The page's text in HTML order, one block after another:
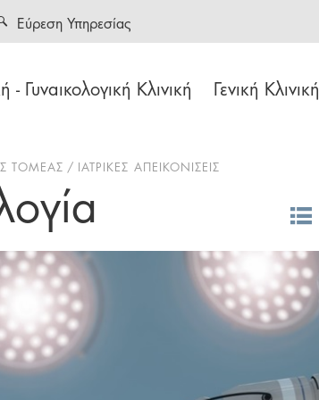
- Γυναικολογική Κλινική Γενική Κλινική
Εύρεση Υπηρεσίας
ΤΟΜΕΑΣ ΙΑΤΡΙΚΕΣ ΑΠΕΙΚΟΝΙΣΕΙΣ